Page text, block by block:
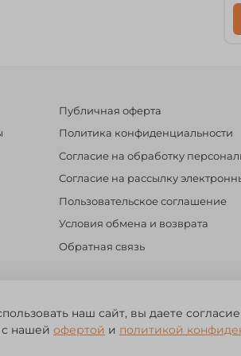
Публичная оферта
Политика конфиденциальности
Согласие на обработку
Согласие на рассылку
Пользовательское соглашение
Условия обмена и возврата
Обратная связь
River. Рыболовный интернет-магазин.
наш сайт, вы даете
с нашей офертой и политикой